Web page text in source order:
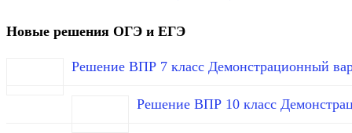
Новые решения ОГЭ и ЕГЭ
Решение ВПР 7 класс Демонстрационный
Решение ВПР 10 класс